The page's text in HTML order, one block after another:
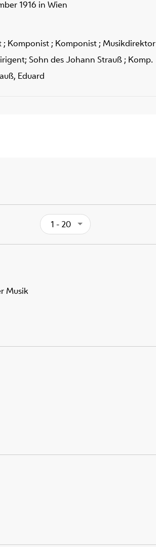
1916 in Wien
Komponist ; Komponist ; Musikdirektor
Sohn des Johann Strauß ; Komp.
Eduard
1 - 20
Musik